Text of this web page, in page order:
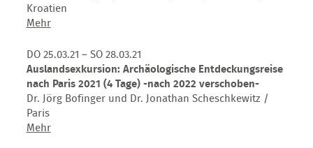
Kroatien
MehrAuslandsexkursion:
Noricum,
Friaul
und
Istrien
(9
DO 25.03.21 – SO 28.03.21
Auslandsexkursion: Archäologische Entdeckungsreise
nach Paris 2021 (4 Tage) -nach 2022 verschoben-
Dr. Jörg Bofinger und Dr. Jonathan Scheschkewitz /
Paris
MehrAuslandsexkursion: